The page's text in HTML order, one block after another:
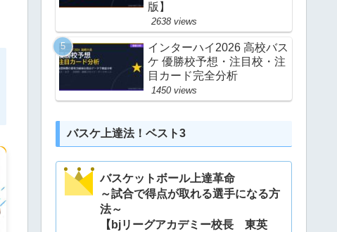
版】
2638 views
インターハイ2026 高校バス
ケ 優勝校予想・注目校・注
目カード完全分析
1450 views
バスケ上達法！ベスト3
バスケットボール上達革命
～試合で得点が取れる選手になる方
法～
【bjリーグアカデミー校長 東英